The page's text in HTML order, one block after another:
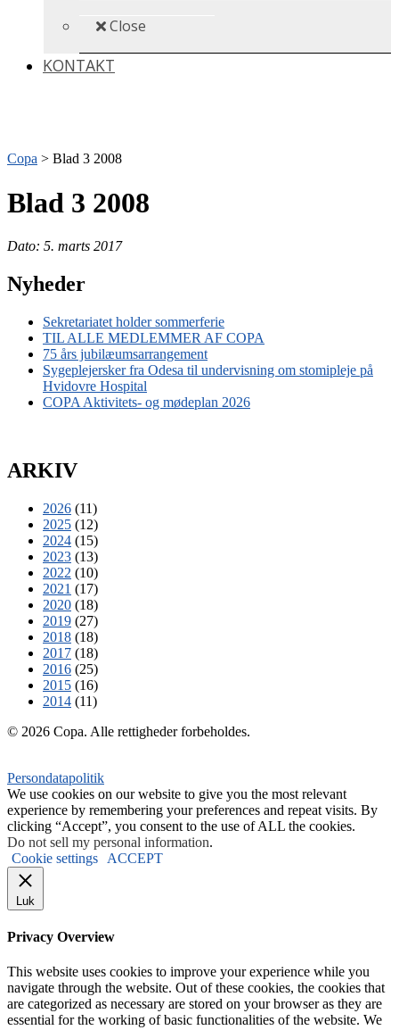
Close
KONTAKT
Copa > Blad 3 2008
Blad 3 2008
Dato: 5. marts 2017
Nyheder
Sekretariatet holder sommerferie
TIL ALLE MEDLEMMER AF COPA
75 års jubilæumsarrangement
Sygeplejersker fra Odesa til undervisning om stomipleje på
Hvidovre Hospital
COPA Aktivitets- og mødeplan 2026
ARKIV
2026 (11)
2025 (12)
2024 (15)
2023 (13)
2022 (10)
2021 (17)
2020 (18)
2019 (27)
2018 (18)
2017 (18)
2016 (25)
2015 (16)
2014 (11)
© 2026 Copa. Alle rettigheder forbeholdes.
Persondatapolitik
We use cookies on our website to give you the most relevant
experience by remembering your preferences and repeat visits. By
clicking “Accept”, you consent to the use of ALL the cookies.
Do not sell my personal information.
Cookie settings
ACCEPT
Luk
Privacy Overview
This website uses cookies to improve your experience while you
navigate through the website. Out of these cookies, the cookies that
are categorized as necessary are stored on your browser as they are
essential for the working of basic functionalities of the website. We